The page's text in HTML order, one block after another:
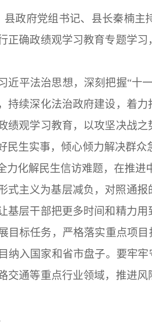
政府党组书记、县长秦楠主
正确政绩观学习教育专题学
近平法治思想，深刻把握“十
持续深化法治政府建设，着
绩观学习教育，以攻坚决战
民生实事，倾心倾力解决群
力化解民生信访难题，在推进
式主义为基层减负，对照通
基层干部把更多时间和精力
目标任务，严格落实重点项目
纳入国家和省市盘子。要牢
交通等重点行业领域，推进